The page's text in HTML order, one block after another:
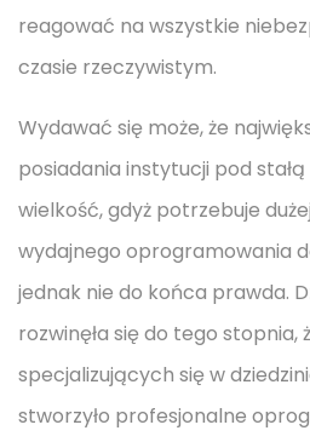
reagować na wszystkie
czasie rzeczywistym.
Wydawać się może, że
posiadania instytucji pod
wielkość, gdyż potrzebuje
wydajnego oprogramowania
jednak nie do końca prawda.
rozwinęła się do tego stopnia,
specjalizujących się w
stworzyło profesjonalne